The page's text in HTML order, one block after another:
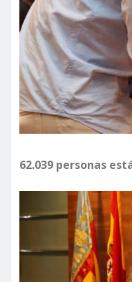
62.039 personas